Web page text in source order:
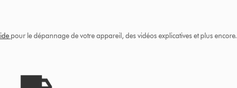
pour le dépannage de votre appareil, des vidéos explicatives et plus encore.